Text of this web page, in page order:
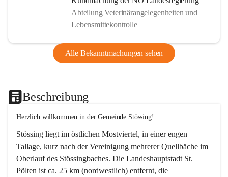
Abteilung Veterinärangelegenheiten und
Lebensmittekontrolle
Alle Bekanntmachungen sehen
Beschreibung
Herzlich willkommen in der Gemeinde Stössing!
Stössing liegt im östlichen Mostviertel, in einer engen
Tallage, kurz nach der Vereinigung mehrerer Quellbäche im
Oberlauf des Stössingbaches. Die Landeshauptstadt St.
Pölten ist ca. 25 km (nordwestlich) entfernt, die